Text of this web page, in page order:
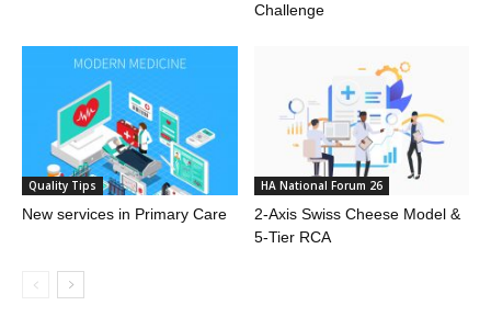
Challenge
Quality Tips
New services in Primary Care
HA National Forum 26
2-Axis Swiss Cheese Model &
5-Tier RCA